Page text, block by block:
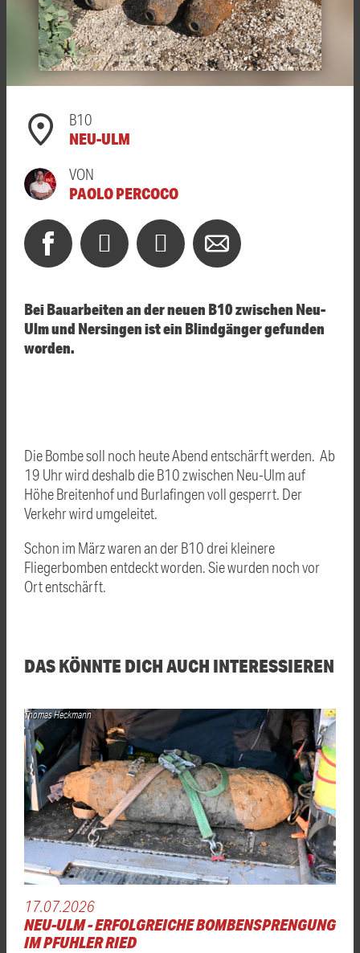
B10
NEU-ULM
VON
PAOLO PERCOCO
Bei Bauarbeiten an der neuen B10 zwischen Neu-
Ulm und Nersingen ist ein Blindgänger gefunden
worden.
Die Bombe soll noch heute Abend entschärft werden. Ab
19 Uhr wird deshalb die B10 zwischen Neu-Ulm auf
Höhe Breitenhof und Burlafingen voll gesperrt. Der
Verkehr wird umgeleitet.
Schon im März waren an der B10 drei kleinere
Fliegerbomben entdeckt worden. Sie wurden noch vor
Ort entschärft.
DAS KÖNNTE DICH AUCH INTERESSIEREN
Thomas Heckmann
17.07.2026
NEU-ULM - ERFOLGREICHE BOMBENSPRENGUNG
IM PFUHLER RIED